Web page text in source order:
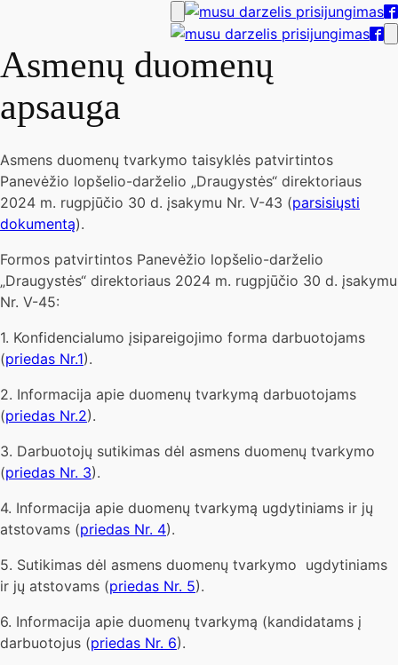
Asmenų duomenų
apsauga
Asmens duomenų tvarkymo taisyklės patvirtintos
Panevėžio lopšelio-darželio „Draugystės“ direktoriaus
2024 m. rugpjūčio 30 d. įsakymu Nr. V-43 (parsisiųsti
dokumentą).
Formos patvirtintos Panevėžio lopšelio-darželio
„Draugystės“ direktoriaus 2024 m. rugpjūčio 30 d. įsakymu
Nr. V-45:
1. Konfidencialumo įsipareigojimo forma darbuotojams
(priedas Nr.1).
2. Informacija apie duomenų tvarkymą darbuotojams
(priedas Nr.2).
3. Darbuotojų sutikimas dėl asmens duomenų tvarkymo
(priedas Nr. 3).
4. Informacija apie duomenų tvarkymą ugdytiniams ir jų
atstovams (priedas Nr. 4).
5. Sutikimas dėl asmens duomenų tvarkymo ugdytiniams
ir jų atstovams (priedas Nr. 5).
6. Informacija apie duomenų tvarkymą (kandidatams į
darbuotojus (priedas Nr. 6).